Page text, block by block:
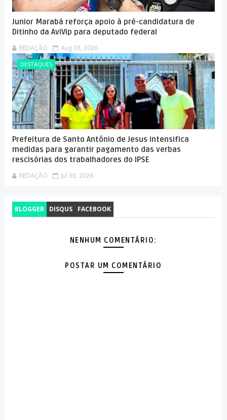
Junior Marabá reforça apoio à pré-candidatura de
Ditinho da AviVip para deputado federal
REDAÇÃO Aug 03, 2026
DESTAQUES
Prefeitura de Santo Antônio de Jesus intensifica
medidas para garantir pagamento das verbas
rescisórias dos trabalhadores do IPSE
REDAÇÃO Jul 30, 2026
BLOGGER DISQUS FACEBOOK
NENHUM COMENTÁRIO:
POSTAR UM COMENTÁRIO